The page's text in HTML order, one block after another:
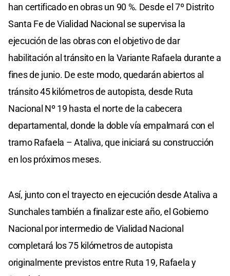
han certificado en obras un 90 %. Desde el 7º Distrito
Santa Fe de Vialidad Nacional se supervisa la
ejecución de las obras con el objetivo de dar
habilitación al tránsito en la Variante Rafaela durante a
fines de junio. De este modo, quedarán abiertos al
tránsito 45 kilómetros de autopista, desde Ruta
Nacional Nº 19 hasta el norte de la cabecera
departamental, donde la doble vía empalmará con el
tramo Rafaela – Ataliva, que iniciará su construcción
en los próximos meses.
Así, junto con el trayecto en ejecución desde Ataliva a
Sunchales también a finalizar este año, el Gobierno
Nacional por intermedio de Vialidad Nacional
completará los 75 kilómetros de autopista
originalmente previstos entre Ruta 19, Rafaela y